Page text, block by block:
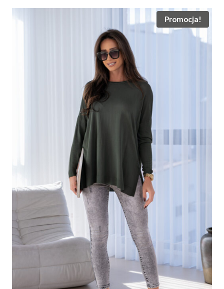
Promocja!